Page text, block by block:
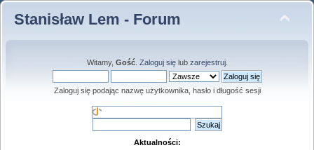
Stanisław Lem - Forum
Witamy, Gość. Zaloguj sięlub zarejestruj.
Zaloguj się podając nazwę użytkownika, hasło i długość sesji
Aktualności: